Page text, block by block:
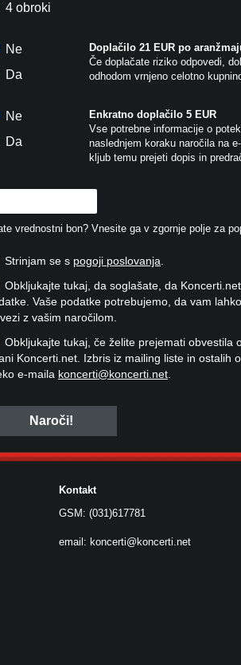
4 obroki
Ne
Da
Doplačilo 21 EUR po
Če doplačate riziko odpovedi,
odhodom vrnjeno celotno
Ne
Da
Enkratno doplačilo 5 EUR
Vse potrebne informacije o
naslednjem koraku naročila na
kljub temu prejeti dopis in
vrednostni bon? Vnesite ga v zgornje polje za
Strinjam se s pogoji poslovanja
Obkljukajte tukaj, da soglašate, da
Vaše podatke potrebujemo, da vam
z vašim naročilom.
Obkljukajte tukaj, če želite prejemati obvestila
Koncerti.net. Izbris iz mailing liste in ostalih
e-maila koncerti@koncerti.net
Kontakt
GSM: (031)617781
email: koncerti@koncerti.net